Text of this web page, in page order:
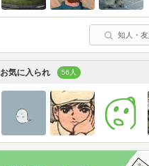
知人・
お気に入られ 56人